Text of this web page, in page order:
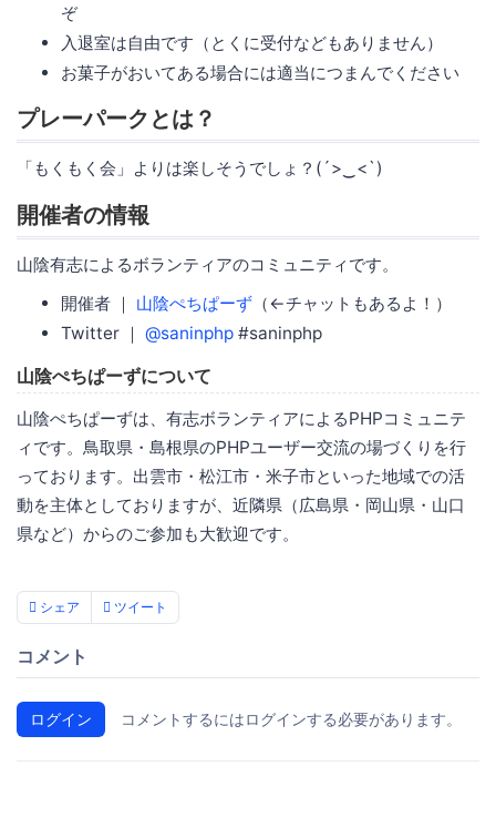
ぞ
入退室は自由です（とくに受付などもありません）
お菓子がおいてある場合には適当につまんでください
プレーパークとは？
「もくもく会」よりは楽しそうでしょ？(´>‿<`)
開催者の情報
山陰有志によるボランティアのコミュニティです。
開催者 ｜ 山陰ぺちぱーず （←チャットもあるよ！）
Twitter ｜ @saninphp #saninphp
山陰ぺちぱーずについて
山陰ぺちぱーずは、有志ボランティアによるPHPコミュニテ
ィです。鳥取県・島根県のPHPユーザー交流の場づくりを行
っております。出雲市・松江市・米子市といった地域での活
動を主体としておりますが、近隣県（広島県・岡山県・山口
県など）からのご参加も大歓迎です。
シェア ツイート
コメント
ログイン コメントするにはログインする必要があります。